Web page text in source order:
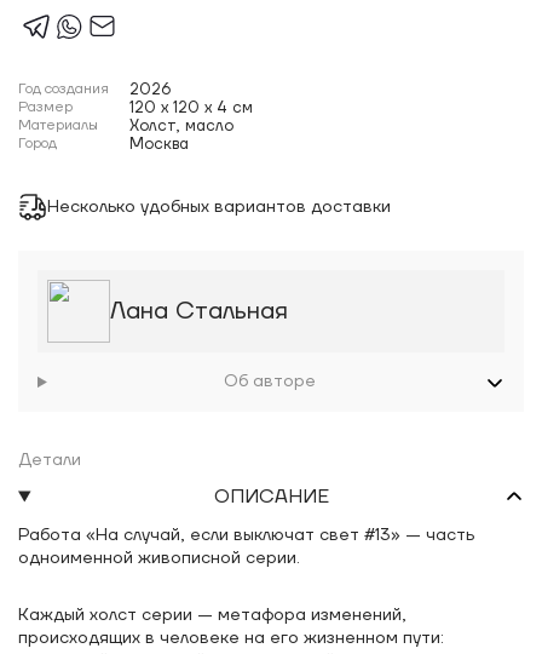
Год создания 2026
Размер 120 x 120 x 4 см
Материалы Холст, масло
Город Москва
Несколько удобных вариантов доставки
Лана Стальная
Об авторе
Детали
ОПИСАНИЕ
Работа «На случай, если выключат свет #13» — часть
одноименной живописной серии.
Каждый холст серии — метафора изменений,
происходящих в человеке на его жизненном пути: